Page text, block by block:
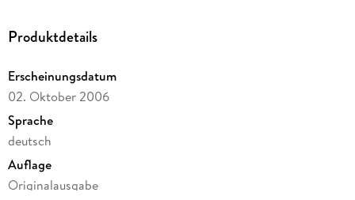
Produktdetails
Erscheinungsdatum
02. Oktober 2006
Sprache
deutsch
Auflage
Originalausgabe